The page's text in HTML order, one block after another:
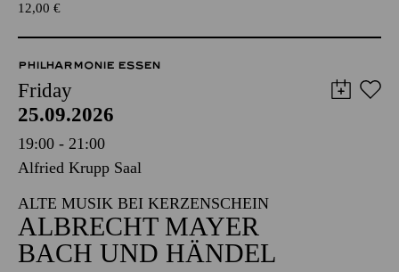
12,00 €
PHILHARMONIE ESSEN
Friday
25.09.2026
19:00 - 21:00
Alfried Krupp Saal
ALTE MUSIK BEI KERZENSCHEIN
ALBRECHT MAYER
BACH UND HÄNDEL